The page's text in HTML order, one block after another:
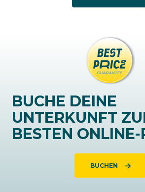
BUCHE DEINE
UNTERKUNFT
BESTEN ONLINE-
BUCHEN